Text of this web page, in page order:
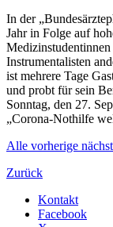
In der
Jahr in Folge auf
Instrumentalisten
ist mehrere Tage
und probt für sein
Sonntag, den 27.
„Corona-Nothilfe
Alle vorherige
Zurück
Kontakt
Facebook